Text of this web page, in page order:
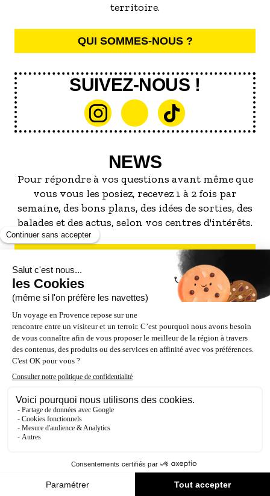
territoire.
QUI SOMMES-NOUS ?
SUIVEZ-NOUS !
NEWS
Pour répondre à vos questions avant même que
vous vous les posiez, recevez 1 à 2 fois par
semaine, des bons plans, des idées de sorties, des
balades et des actus, selon vos centres d'intérêts.
S'INSCRIRE À LA NEWSLETTER
NOS PARTENAIRES
ESPACE PRO / PRESSE
Accessibilité : Partiellement conforme (87%)
Politique de confidentialité